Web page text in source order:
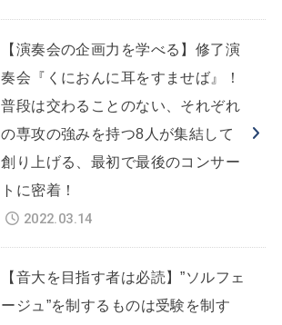
【演奏会の企画力を学べる】修了演
奏会『くにおんに耳をすませば』！
普段は交わることのない、それぞれ
の専攻の強みを持つ8人が集結して
創り上げる、最初で最後のコンサー
トに密着！
2022.03.14
【音大を目指す者は必読】”ソルフェ
ージュ”を制するものは受験を制す